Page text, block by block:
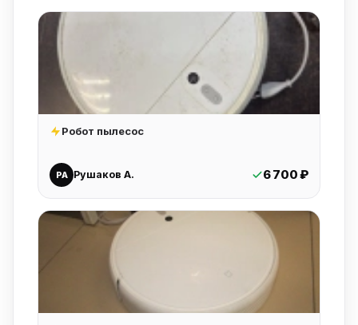
Робот пылесос
РА Рушаков А. 6 700 ₽